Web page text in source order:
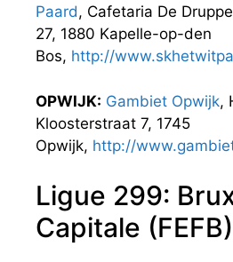
Paard, Cafetaria De
27, 1880 Kapelle-op-den
Bos, http://
OPWIJK: Gambiet Opwijk,
Kloosterstraat 7, 1745
Opwijk, http://
Ligue 299:
Capitale (FEFB)